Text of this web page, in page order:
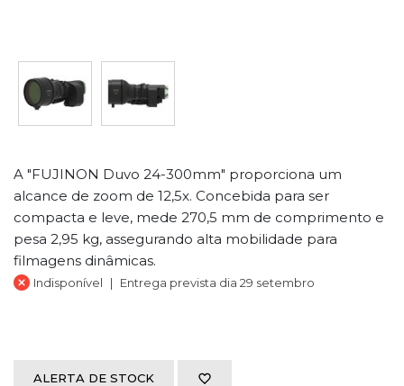
A "FUJINON Duvo 24-300mm" proporciona um
alcance de zoom de 12,5x. Concebida para ser
compacta e leve, mede 270,5 mm de comprimento e
pesa 2,95 kg, assegurando alta mobilidade para
filmagens dinâmicas.
Indisponível Entrega prevista dia 29 setembro
ALERTA DE STOCK